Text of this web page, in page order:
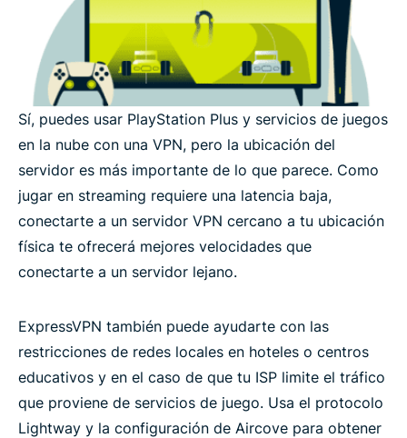
Sí, puedes usar PlayStation Plus y servicios de juegos
en la nube con una VPN, pero la ubicación del
servidor es más importante de lo que parece. Como
jugar en streaming requiere una latencia baja,
conectarte a un servidor VPN cercano a tu ubicación
física te ofrecerá mejores velocidades que
conectarte a un servidor lejano.
ExpressVPN también puede ayudarte con las
restricciones de redes locales en hoteles o centros
educativos y en el caso de que tu ISP limite el tráfico
que proviene de servicios de juego. Usa el protocolo
Lightway y la configuración de Aircove para obtener